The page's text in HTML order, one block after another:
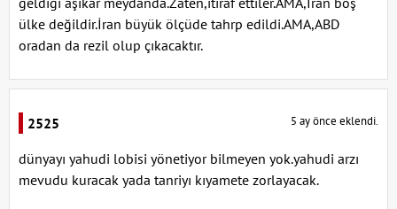
ülke değildir.İran büyük ölçüde tahrp edildi.AMA,ABD
oradan da rezil olup çıkacaktır.
2525 5 ay önce eklendi.
dünyayı yahudi lobisi yönetiyor bilmeyen yok.yahudi arzı
mevudu kuracak yada tanriyı kıyamete zorlayacak.